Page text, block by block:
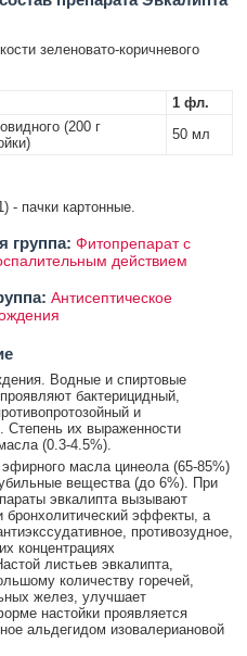
зеленовато-коричневого
1 фл.
(200 г
50 мл
- пачки картонные.
группа: Фитопрепарат с
действием
Антисептическое
Водные и спиртовые
бактерицидный,
и
Степень их выраженности
(0.3-4.5%).
масла цинеола (65-85%)
вещества (до 6%). При
эвкалипта вызывают
бронхолитический эффекты, а
противозудное,
концентрациях
листьев эвкалипта,
количеству горечей,
желез, улучшает
настойки проявляется
альдегидом изовалериановой